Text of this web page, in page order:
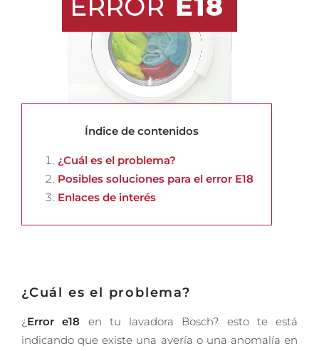
Índice de contenidos
¿Cuál es el problema?
Posibles soluciones para el error E18
Enlaces de interés
¿Cuál es el problema?
¿ Error e18 en tu lavadora Bosch? esto te está
indicando que existe una avería o una anomalía en